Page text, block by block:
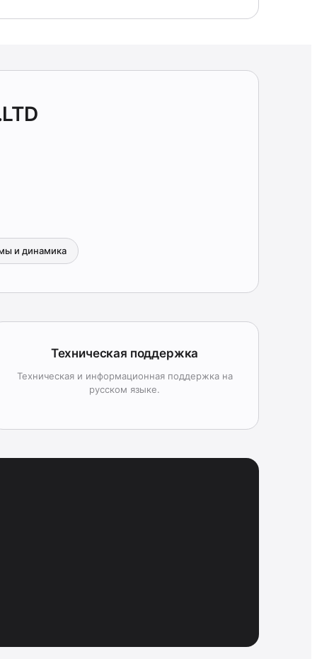
и динамика
Техническая поддержка
Техническая и информационная поддержка на
русском языке.